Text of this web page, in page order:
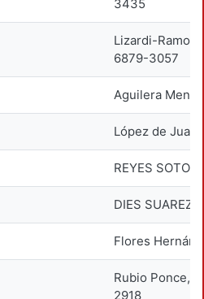
3435
Lizardi-
6879-3057
Aguilera
López de
REYES SOTO,
DIES
Flores
Rubio Ponce,
2918